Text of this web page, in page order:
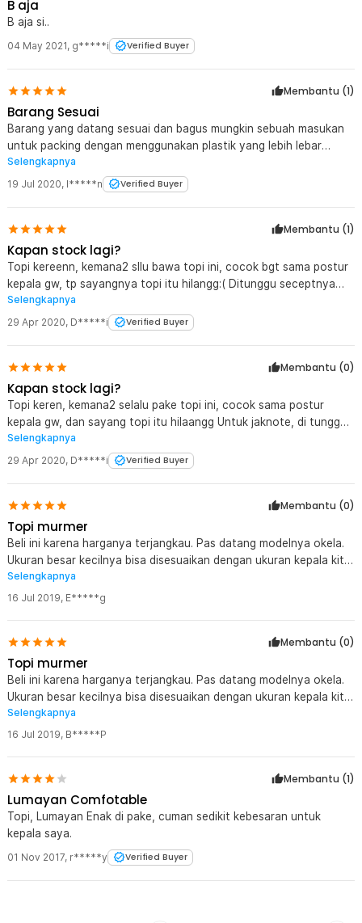
B aja
B aja si..
04 May 2021, g*****i Verified Buyer
Membantu (1)
Barang Sesuai
Barang yang datang sesuai dan bagus mungkin sebuah masukan
untuk packing dengan menggunakan plastik yang lebih lebar
sehingga bagian ujung topi tidak terlalu tertekuk
Selengkapnya
19 Jul 2020, I*****n Verified Buyer
Membantu (1)
Kapan stock lagi?
Topi kereenn, kemana2 sllu bawa topi ini, cocok bgt sama postur
kepala gw, tp sayangnya topi itu hilangg:( Ditunggu seceptnya
restock topi ini lagi min
Selengkapnya
29 Apr 2020, D*****i Verified Buyer
Membantu (0)
Kapan stock lagi?
Topi keren, kemana2 selalu pake topi ini, cocok sama postur
kepala gw, dan sayang topi itu hilaangg Untuk jaknote, di tunggu
secepatnya restock topi ini lagi
Selengkapnya
29 Apr 2020, D*****i Verified Buyer
Membantu (0)
Topi murmer
Beli ini karena harganya terjangkau. Pas datang modelnya okela.
Ukuran besar kecilnya bisa disesuaikan dengan ukuran kepala kita.
Warna hitam jd netral untuk di pake dengan baju warna apa aja.
Selengkapnya
16 Jul 2019, E*****g
Membantu (0)
Topi murmer
Beli ini karena harganya terjangkau. Pas datang modelnya okela.
Ukuran besar kecilnya bisa disesuaikan dengan ukuran kepala kita.
Warna hitam jd netral untuk di pake dengan baju warna apa aja.
Selengkapnya
16 Jul 2019, B*****P
Membantu (1)
Lumayan Comfotable
Topi, Lumayan Enak di pake, cuman sedikit kebesaran untuk
kepala saya.
01 Nov 2017, r*****y Verified Buyer